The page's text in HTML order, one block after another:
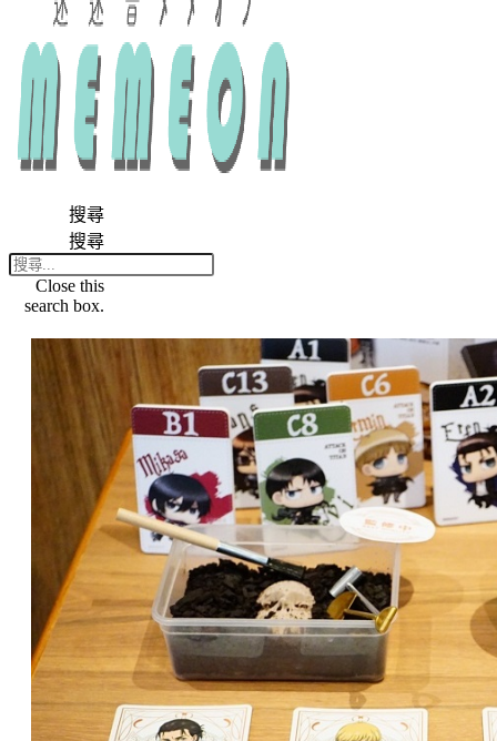
搜尋
搜尋
Close this
search box.